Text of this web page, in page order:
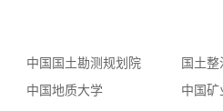
中国国土勘测规划院 国土
中国地质大学 中国矿